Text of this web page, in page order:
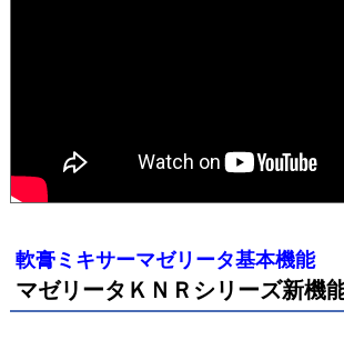
軟膏ミキサーマゼリータ基本機能
マゼリータＫＮＲシリーズ新機